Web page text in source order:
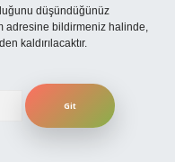
düşündüğünüz
adresine bildirmeniz halinde,
kaldırılacaktır.